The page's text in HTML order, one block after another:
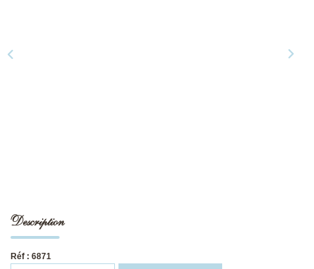
Description
Réf : 6871